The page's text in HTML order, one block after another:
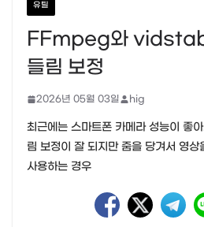
유틸
FFmpeg와 vidstab
들림 보정
2026년 05월 03일 hig
최근에는 스마트폰 카메라 성능이 좋
림 보정이 잘 되지만 줌을 당겨서 영
사용하는 경우